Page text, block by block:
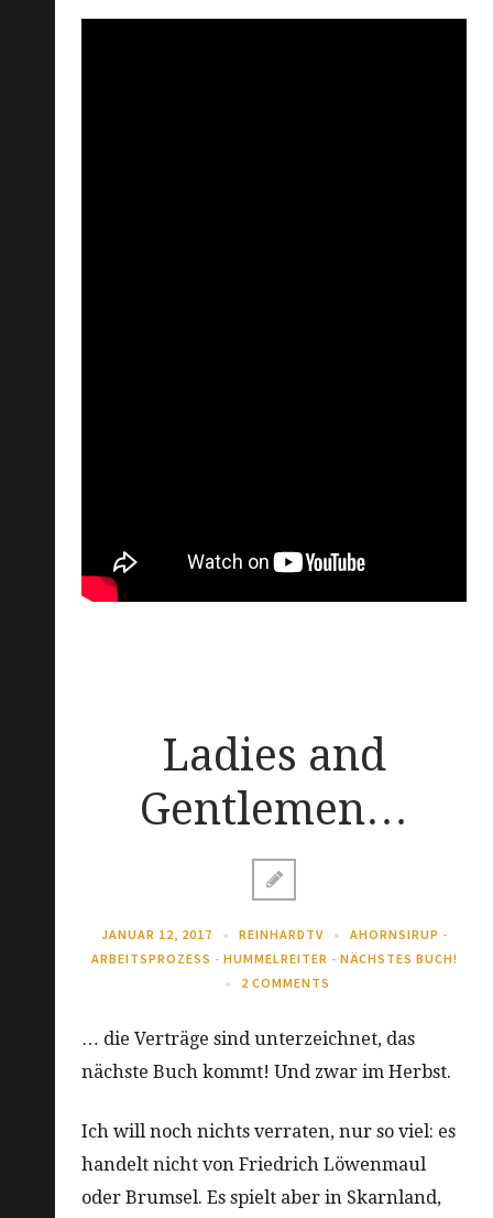
Ladies and
Gentlemen…
JANUAR 12, 2017 REINHARDTV AHORNSIRUP -
ARBEITSPROZESS - HUMMELREITER - NÄCHSTES BUCH!
2 COMMENTS
… die Verträge sind unterzeichnet, das
nächste Buch kommt! Und zwar im Herbst.
Ich will noch nichts verraten, nur so viel: es
handelt nicht von Friedrich Löwenmaul
oder Brumsel. Es spielt aber in Skarnland,